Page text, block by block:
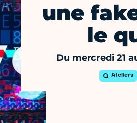
une
le
Du mercredi 21
Ateliers